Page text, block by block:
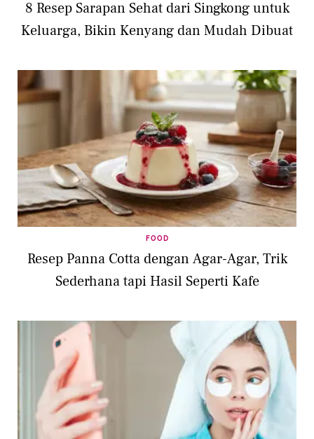
8 Resep Sarapan Sehat dari Singkong untuk
Keluarga, Bikin Kenyang dan Mudah Dibuat
FOOD
Resep Panna Cotta dengan Agar-Agar, Trik
Sederhana tapi Hasil Seperti Kafe